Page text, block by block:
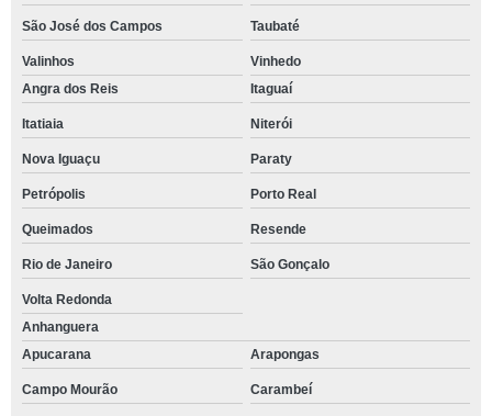
São José dos Campos Taubaté
Valinhos
Vinhedo
Angra dos Reis
Itaguaí
Itatiaia Niterói
Nova Iguaçu Paraty
Petrópolis Porto Real
Queimados Resende
Rio de Janeiro São Gonçalo
Volta Redonda
Anhanguera
Apucarana
Arapongas
Campo Mourão Carambeí